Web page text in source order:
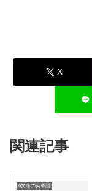
X
関連記事
6文字の英単語